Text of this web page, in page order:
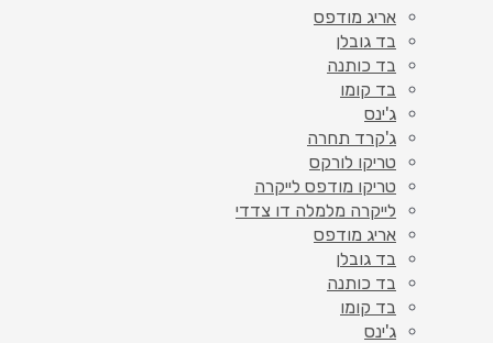
אריג מודפס
בד גובלן
בד כותנה
בד קומו
ג'ינס
ג'קרד תחרה
טריקו לורקס
טריקו מודפס לייקרה
לייקרה מלמלה דו צדדי
אריג מודפס
בד גובלן
בד כותנה
בד קומו
ג'ינס